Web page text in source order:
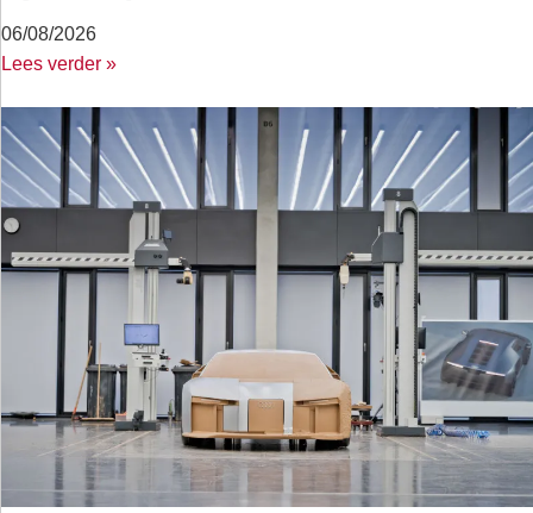
06/08/2026
Lees verder »